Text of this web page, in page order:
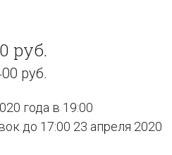
руб.
руб.
года в 19:00
до 17:00 23 апреля 2020